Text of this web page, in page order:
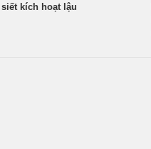
siết kích hoạt lậu